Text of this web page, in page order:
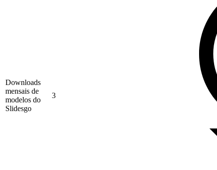
Downloads
mensais de
modelos do
Slidesgo
3